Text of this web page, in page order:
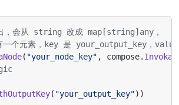
，会从 string 改成 map[string]any，
个元素，key 是 your_output_key，
( "your_node_key" , compose.
( "your_output_key"))